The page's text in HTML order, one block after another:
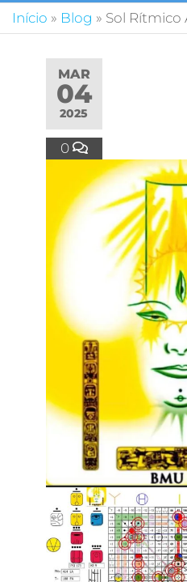
Início » Blog » Sol Rítmico
MAR
04
2025
0